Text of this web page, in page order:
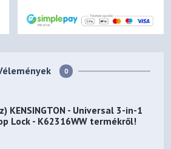
0
KENSINGTON - Universal 3-in-1
Lock - K62316WW termékről!